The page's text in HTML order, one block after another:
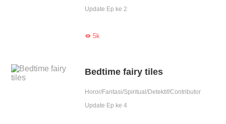
Update Ep ke 2
5k
Bedtime fairy tiles
Horor/Fantasi/Spiritual/Detektif/Contributor
Update Ep ke 4